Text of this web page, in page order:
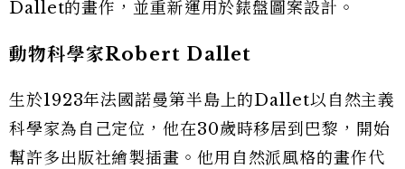
Dallet的畫作，並重新運用於錶盤圖案設計。
動物科學家Robert Dallet
生於1923年法國諾曼第半島上的Dallet以自然主義
科學家為自己定位，他在30歲時移居到巴黎，開始
幫許多出版社繪製插畫。他用自然派風格的畫作代